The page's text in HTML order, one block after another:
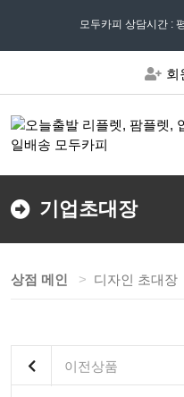
모든 문의는02) 302 - 7797
모두카피 상담시간 :
회
기업초대장
상점 메인 디자인 초대장
이전상품